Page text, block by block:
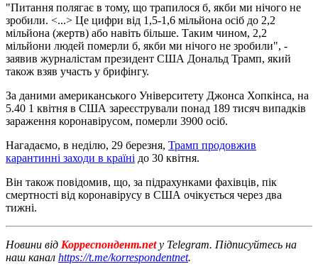
"Питання полягає в тому, що трапилося б, якби ми нічого не
зробили. <...> Це цифри від 1,5-1,6 мільйона осіб до 2,2
мільйона (жертв) або навіть більше. Таким чином, 2,2
мільйони людей померли б, якби ми нічого не зробили", -
заявив журналістам президент США Дональд Трамп, який
також взяв участь у брифінгу.
За даними американського Університету Джонса Хопкінса, на
5.40 1 квітня в США зареєстрували понад 189 тисяч випадків
зараження коронавірусом, померли 3900 осіб.
Нагадаємо, в неділю, 29 березня, Трамп продовжив
карантинні заходи в країні до 30 квітня.
Він також повідомив, що, за підрахунками фахівців, пік
смертності від коронавірусу в США очікується через два
тижні.
Новини від Корреспондент.net у Telegram. Підписуйтесь на
наш канал https://t.me/korrespondentnet.